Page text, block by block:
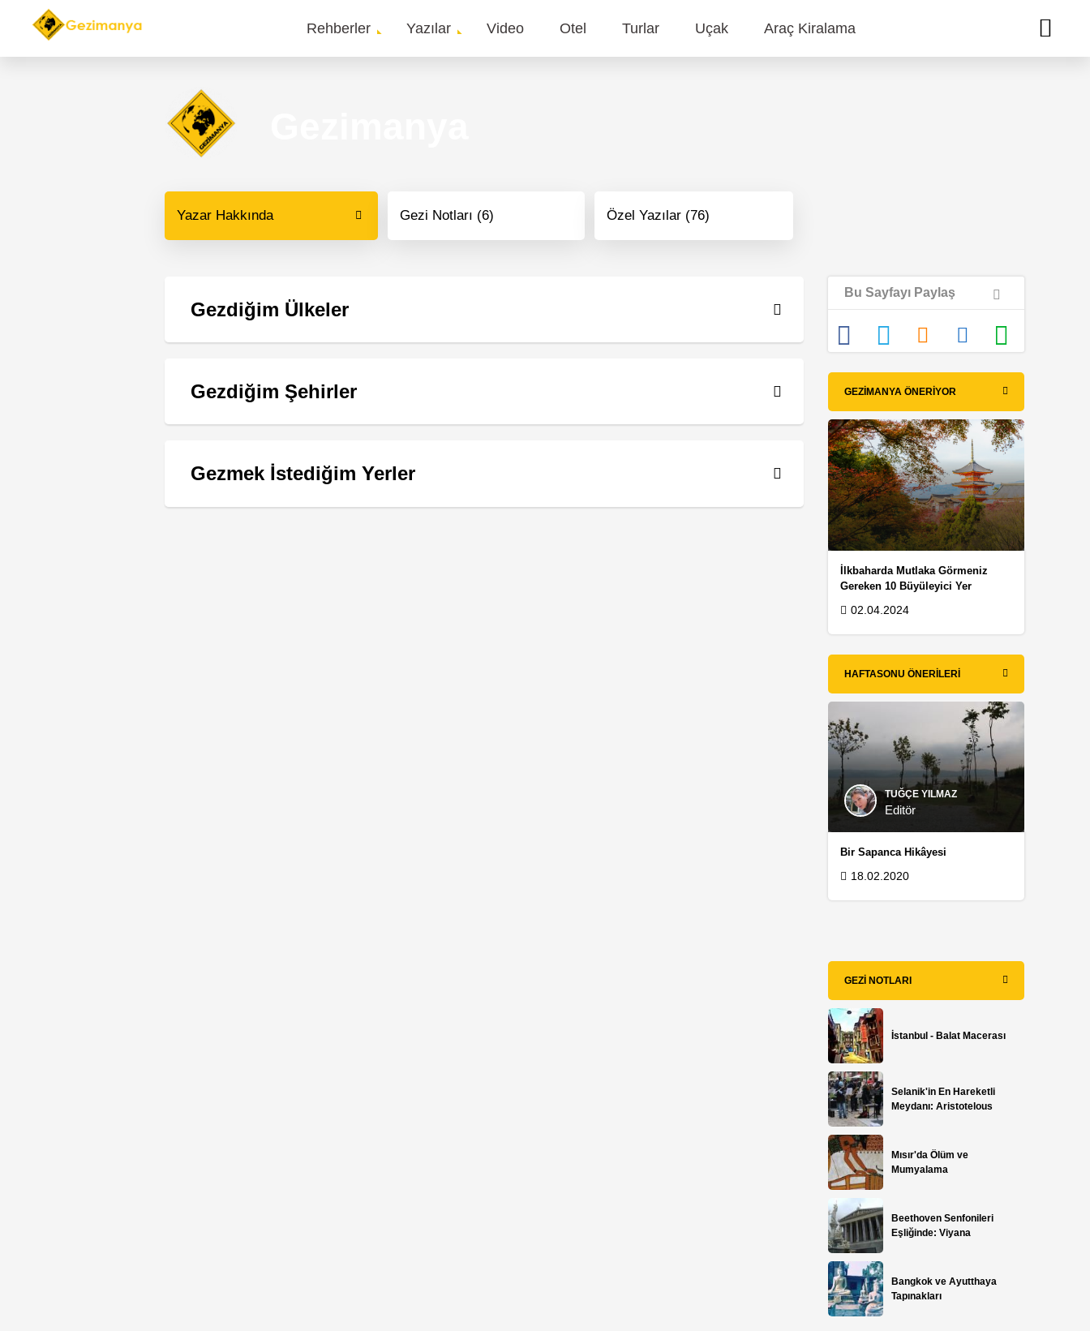
Main
Rehberler Yazılar Video Otel Turlar Uçak Araç Kiralama
Yazar Hakkında Gezi Notları (6) Özel Yazılar (76)
Gezdiğim Ülkeler
Gezdiğim Şehirler
Gezmek İstediğim Yerler
Bu Sayfayı Paylaş
GEZIMANYA ÖNERIYOR
İlkbaharda Mutlaka Görmeniz
Gereken 10 Büyüleyici Yer
02.04.2024
HAFTASONU ÖNERILERI
TUĞÇE YILMAZ
Editör
Bir Sapanca Hikâyesi
18.02.2020
GEZI NOTLARI
İstanbul - Balat Macerası
Selanik'in En Hareketli
Meydanı: Aristotelous
Mısır'da Ölüm ve
Mumyalama
Beethoven Senfonileri
Eşliğinde: Viyana
Bangkok ve Ayutthaya
Tapınakları